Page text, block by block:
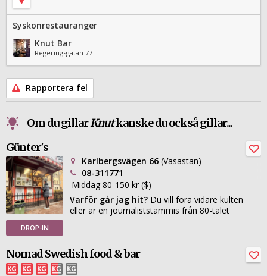
Syskonrestauranger
Knut Bar
Regeringsgatan 77
Rapportera fel
Om du gillarKnutkanske du också gillar...
Günter's
DROP-IN
Karlbergsvägen 66 (Vasastan)
08-311771
Middag 80-150 kr ($)
Varför går jag hit? Du vill föra vidare kulten
eller är en journaliststammis från 80-talet
Nomad Swedish food & bar